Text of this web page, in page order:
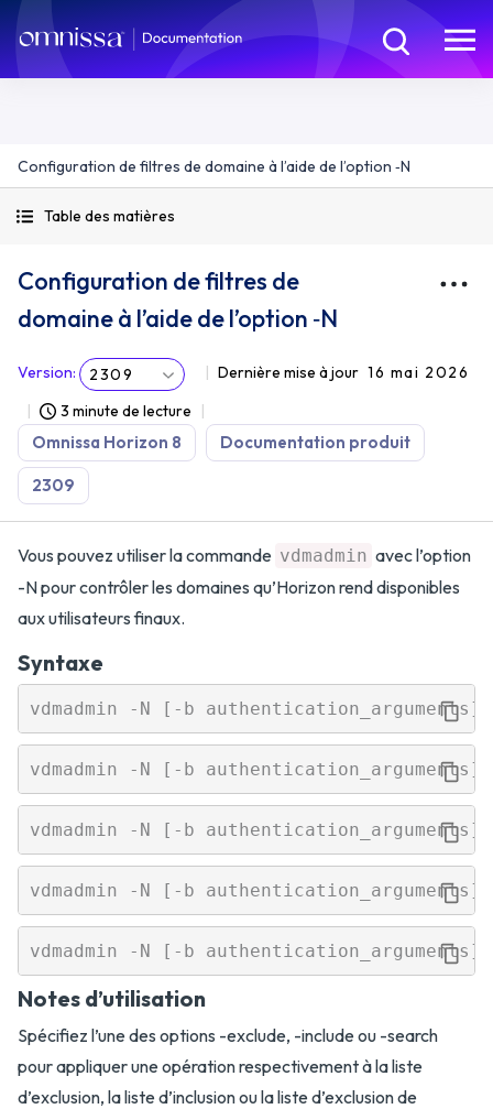
Configuration de filtres de domaine à l’aide de l’option ‑N
Table des matières
Configuration de filtres de
domaine à l’aide de l’option ‑N
Version: 2309 Dernière mise à jour 16 mai 2026
3 minute de lecture
Omnissa Horizon 8 Documentation produit
2309
Vous pouvez utiliser la commande vdmadmin avec l’option
-N pour contrôler les domaines qu’Horizon rend disponibles
aux utilisateurs finaux.
Syntaxe
Notes d’utilisation
Spécifiez l’une des options -exclude, -include ou -search
pour appliquer une opération respectivement à la liste
d’exclusion, la liste d’inclusion ou la liste d’exclusion de